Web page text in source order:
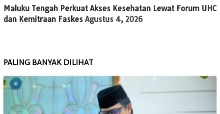
Maluku Tengah Perkuat Akses Kesehatan Lewat Forum UHC
dan Kemitraan Faskes Agustus 4, 2026
PALING BANYAK DILIHAT